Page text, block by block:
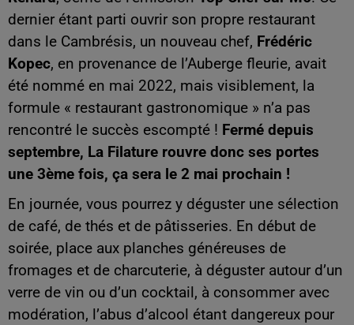
dernier étant parti ouvrir son propre restaurant
dans le Cambrésis, un nouveau chef, Frédéric
Kopec, en provenance de l’Auberge fleurie, avait
été nommé en mai 2022, mais visiblement, la
formule « restaurant gastronomique » n’a pas
rencontré le succès escompté ! Fermé depuis
septembre, La Filature rouvre donc ses portes
une 3ème fois, ça sera le 2 mai prochain !
En journée, vous pourrez y déguster une sélection
de café, de thés et de pâtisseries. En début de
soirée, place aux planches généreuses de
fromages et de charcuterie, à déguster autour d’un
verre de vin ou d’un cocktail, à consommer avec
modération, l’abus d’alcool étant dangereux pour